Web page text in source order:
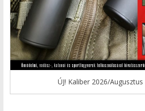
ÚJ! Kaliber 2026/Augusztus